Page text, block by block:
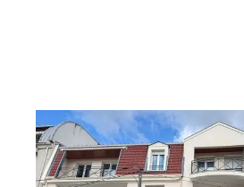
BEZONS 95
83,28 m2, 4 pièces
Ref : 12024